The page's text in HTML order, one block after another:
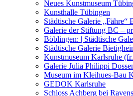
Kunstwettbewerbe,
Neues Kunstmuseum
Kunsthalle Tübingen
Städtische Galerie „Fähre“
Galerie der Stiftung BC –
Böblingen: | Städtische
Städtische Galerie
Kunstmuseum Karlsruhe
Galerie Julia Philippi
Museum im Kleihues-Bau
GEDOK Karlsruhe
Schloss Achberg bei